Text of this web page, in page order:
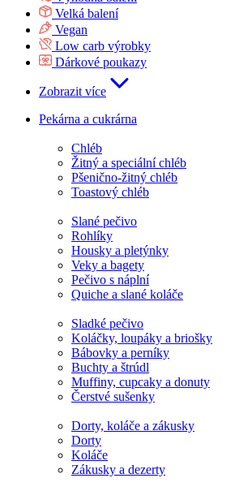
Velká balení
Vegan
Low carb výrobky
Dárkové poukazy
Zobrazit více
Pekárna a cukrárna
Chléb
Žitný a speciální chléb
Pšenično-žitný chléb
Toastový chléb
Slané pečivo
Rohlíky
Housky a pletýnky
Veky a bagety
Pečivo s náplní
Quiche a slané koláče
Sladké pečivo
Koláčky, loupáky a briošky
Bábovky a perníky
Buchty a štrúdl
Muffiny, cupcaky a donuty
Čerstvé sušenky
Dorty, koláče a zákusky
Dorty
Koláče
Zákusky a dezerty